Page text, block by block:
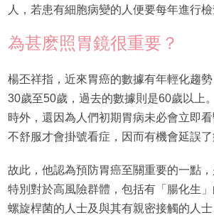
人，若患有細胞病變的人便要每年進行檢
為甚麽照胃鏡很重要？
楊丕祥指，近來胃癌的數據有年輕化趨
30歲至50歲，過去的數據則是60歲以上
時外，還因為人們初期胃病未必會立即
不舒服才會掛號看症，因而有機會延誤了
故此，他認為預防胃癌至關重要的一點，
特別對於高風險群體，包括有「腸化生
螺旋桿菌的人士及與其有親密接觸的人